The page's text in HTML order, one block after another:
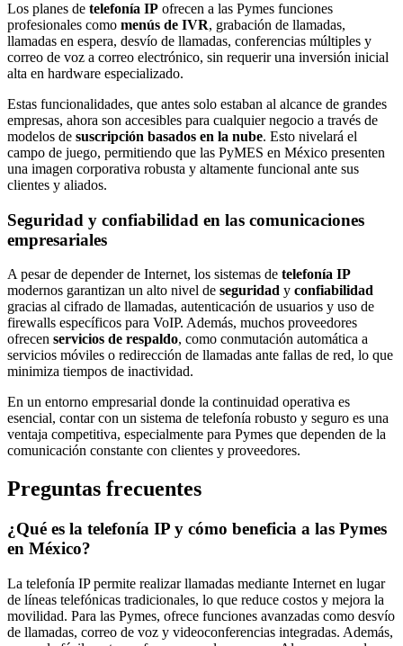
Los planes de telefonía IP ofrecen a las Pymes funciones
profesionales como menús de IVR, grabación de llamadas,
llamadas en espera, desvío de llamadas, conferencias múltiples y
correo de voz a correo electrónico, sin requerir una inversión inicial
alta en hardware especializado.
Estas funcionalidades, que antes solo estaban al alcance de grandes
empresas, ahora son accesibles para cualquier negocio a través de
modelos de suscripción basados en la nube. Esto nivelará el
campo de juego, permitiendo que las PyMES en México presenten
una imagen corporativa robusta y altamente funcional ante sus
clientes y aliados.
Seguridad y confiabilidad en las comunicaciones
empresariales
A pesar de depender de Internet, los sistemas de telefonía IP
modernos garantizan un alto nivel de seguridad y confiabilidad
gracias al cifrado de llamadas, autenticación de usuarios y uso de
firewalls específicos para VoIP. Además, muchos proveedores
ofrecen servicios de respaldo, como conmutación automática a
servicios móviles o redirección de llamadas ante fallas de red, lo que
minimiza tiempos de inactividad.
En un entorno empresarial donde la continuidad operativa es
esencial, contar con un sistema de telefonía robusto y seguro es una
ventaja competitiva, especialmente para Pymes que dependen de la
comunicación constante con clientes y proveedores.
Preguntas frecuentes
¿Qué es la telefonía IP y cómo beneficia a las Pymes
en México?
La telefonía IP permite realizar llamadas mediante Internet en lugar
de líneas telefónicas tradicionales, lo que reduce costos y mejora la
movilidad. Para las Pymes, ofrece funciones avanzadas como desvío
de llamadas, correo de voz y videoconferencias integradas. Además,